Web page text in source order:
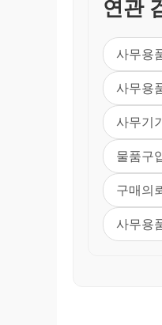
연관
사무용
사무용
사무기
물품구
구매의
사무용